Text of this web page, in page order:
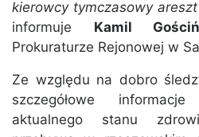
kierowcy tymczasowy
informuje Kamil
Prokuraturze Rejonowej w
Ze względu na dobro
szczegółowe
aktualnego stanu